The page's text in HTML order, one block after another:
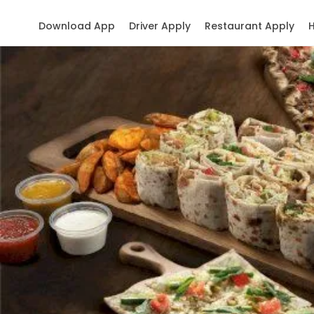
Restaurant Apply
Driver Apply
Download App